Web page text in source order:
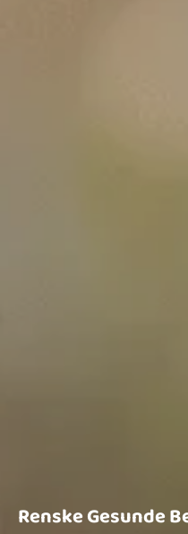
Renske Gesunde